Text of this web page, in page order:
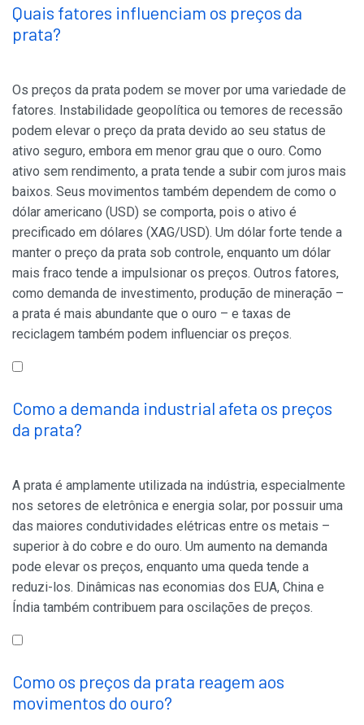
Quais fatores influenciam os preços da
prata?
Os preços da prata podem se mover por uma variedade de
fatores. Instabilidade geopolítica ou temores de recessão
podem elevar o preço da prata devido ao seu status de
ativo seguro, embora em menor grau que o ouro. Como
ativo sem rendimento, a prata tende a subir com juros mais
baixos. Seus movimentos também dependem de como o
dólar americano (USD) se comporta, pois o ativo é
precificado em dólares (XAG/USD). Um dólar forte tende a
manter o preço da prata sob controle, enquanto um dólar
mais fraco tende a impulsionar os preços. Outros fatores,
como demanda de investimento, produção de mineração –
a prata é mais abundante que o ouro – e taxas de
reciclagem também podem influenciar os preços.
Como a demanda industrial afeta os preços
da prata?
A prata é amplamente utilizada na indústria, especialmente
nos setores de eletrônica e energia solar, por possuir uma
das maiores condutividades elétricas entre os metais –
superior à do cobre e do ouro. Um aumento na demanda
pode elevar os preços, enquanto uma queda tende a
reduzi-los. Dinâmicas nas economias dos EUA, China e
Índia também contribuem para oscilações de preços.
Como os preços da prata reagem aos
movimentos do ouro?